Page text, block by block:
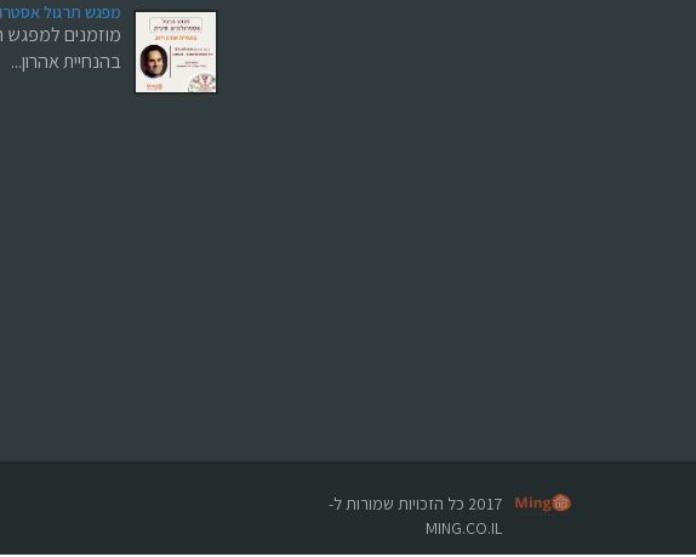
לפרטים לחץ כאן
מפגש תרגול
מוזמנים למפגש
בהנחיית אהרון...
2017 כל הזכויות שמורות ל-
MING.CO.IL